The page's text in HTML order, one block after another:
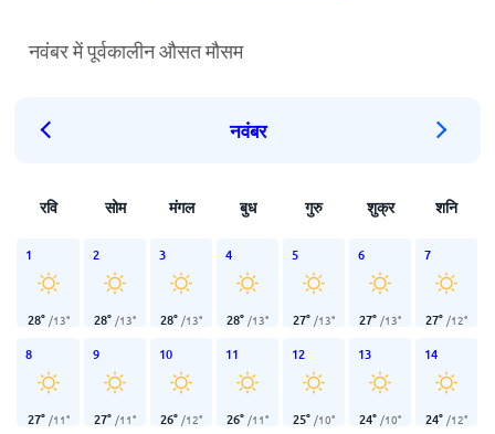
नवंबर में पूर्वकालीन औसत मौसम
नवंबर
रवि सोम मंगल बुध गुरु शुक्र शनि
1
28° /13°
2
28° /13°
3
28° /13°
4
28° /13°
5
27° /13°
6
27° /13°
7
27° /12°
8
27° /11°
9
27° /11°
10
26° /12°
11
26° /11°
12
25° /10°
13
24° /10°
14
24° /12°